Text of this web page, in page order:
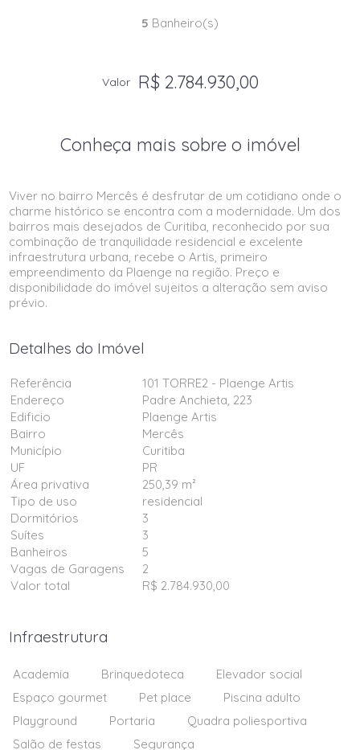
5 Banheiro(s)
Valor R$ 2.784.930,00
Conheça mais sobre o imóvel
Viver no bairro Mercês é desfrutar de um cotidiano onde o
charme histórico se encontra com a modernidade. Um dos
bairros mais desejados de Curitiba, reconhecido por sua
combinação de tranquilidade residencial e excelente
infraestrutura urbana, recebe o Artis, primeiro
empreendimento da Plaenge na região. Preço e
disponibilidade do imóvel sujeitos a alteração sem aviso
prévio.
Detalhes do Imóvel
Referência
101 TORRE2 - Plaenge Artis
Endereço
Padre Anchieta, 223
Edificio
Plaenge Artis
Bairro
Mercês
Município
Curitiba
UF
PR
Área privativa
250,39 m²
Tipo de uso
residencial
Dormitórios
3
Suítes
3
Banheiros
5
Vagas de Garagens
2
Valor total
R$ 2.784.930,00
Infraestrutura
Academia Brinquedoteca
Elevador social
Espaço gourmet
Pet place
Piscina adulto
Playground
Portaria
Quadra poliesportiva
Salão de festas
Segurança